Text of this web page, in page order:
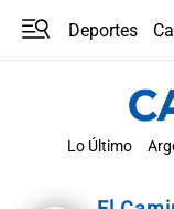
Deportes
Lo Último